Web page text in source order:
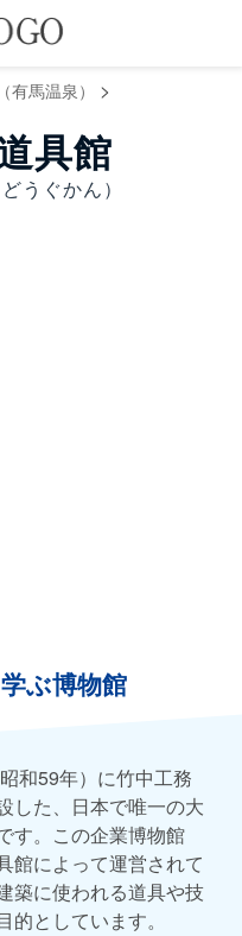
有馬温泉） >
具館
うぐかん）
ぶ博物館
和59年）に竹中工務
した、日本で唯一の大
す。この企業博物館
館によって運営されて
築に使われる道具や技
としています。